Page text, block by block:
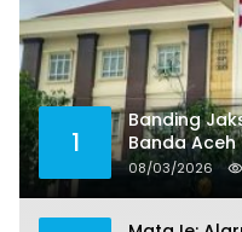
1
Banding
Banda
Dua
08/03/2026